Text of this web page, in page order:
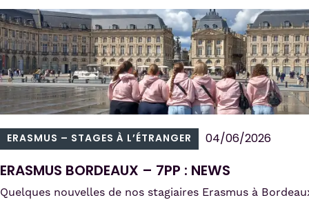
ERASMUS – STAGES À L’ÉTRANGER 04/06/2026
ERASMUS BORDEAUX – 7PP : NEWS
Quelques nouvelles de nos stagiaires Erasmus à